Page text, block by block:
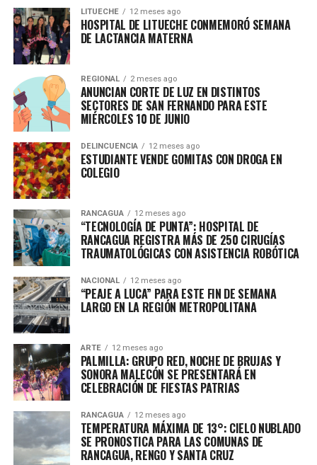
LITUECHE 12 meses ago
HOSPITAL DE LITUECHE CONMEMORÓ SEMANA
DE LACTANCIA MATERNA
REGIONAL 2 meses ago
ANUNCIAN CORTE DE LUZ EN DISTINTOS
SECTORES DE SAN FERNANDO PARA ESTE
MIÉRCOLES 10 DE JUNIO
DELINCUENCIA 12 meses ago
ESTUDIANTE VENDE GOMITAS CON DROGA EN
COLEGIO
RANCAGUA 12 meses ago
“TECNOLOGÍA DE PUNTA”: HOSPITAL DE
RANCAGUA REGISTRA MÁS DE 250 CIRUGÍAS
TRAUMATOLÓGICAS CON ASISTENCIA ROBÓTICA
NACIONAL 12 meses ago
“PEAJE A LUCA” PARA ESTE FIN DE SEMANA
LARGO EN LA REGIÓN METROPOLITANA
ARTE 12 meses ago
PALMILLA: GRUPO RED, NOCHE DE BRUJAS Y
SONORA MALECÓN SE PRESENTARÁ EN
CELEBRACIÓN DE FIESTAS PATRIAS
RANCAGUA 12 meses ago
TEMPERATURA MÁXIMA DE 13°: CIELO NUBLADO
SE PRONOSTICA PARA LAS COMUNAS DE
RANCAGUA, RENGO Y SANTA CRUZ